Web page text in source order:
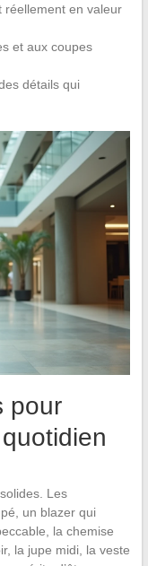
en valeur
et aux coupes
détails qui
pour
Les
un blazer qui
la chemise
la jupe midi, la veste